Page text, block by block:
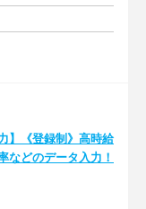
】《登録制》高時給
どのデータ入力！